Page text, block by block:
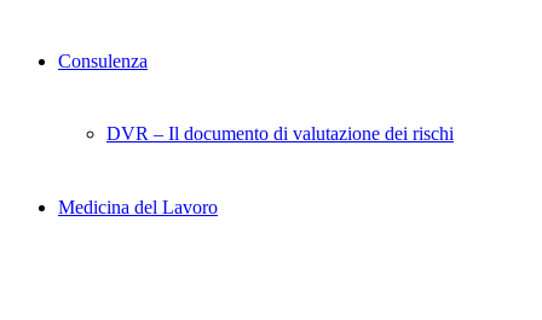
Consulenza
DVR – Il documento di valutazione dei rischi
Medicina del Lavoro